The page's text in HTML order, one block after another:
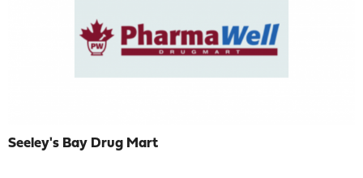
Seeley's Bay Drug Mart